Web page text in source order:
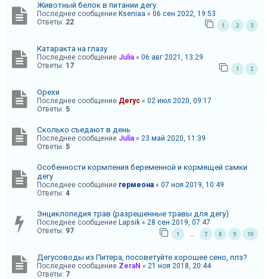
Животный белок в питании дегу.
Последнее сообщение Kseniaa « 06 сен 2022, 19:53
Ответы: 22 1 2 3
Катаракта на глазу
Последнее сообщение Julia « 06 авг 2021, 13:29
Ответы: 17 1 2
Орехи
Последнее сообщение Дегус « 02 июл 2020, 09:17
Ответы: 5
Сколько съедают в день
Последнее сообщение Julia « 23 май 2020, 11:39
Ответы: 5
Особенности кормления беременной и кормящей самки
дегу
Последнее сообщение гермеона « 07 ноя 2019, 10:49
Ответы: 4
Энциклопедия трав (разрешенные травы для дегу)
Последнее сообщение Lapsik « 28 сен 2019, 07:47
Ответы: 97 1 7 8 9 10
Дегусоводы из Питера, посоветуйте хорошее сено, плз?
Последнее сообщение ZeraN « 21 ноя 2018, 20:44
Ответы: 7